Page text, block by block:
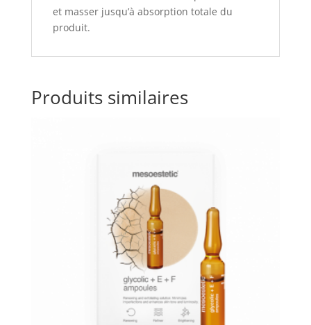
et masser jusqu’à absorption totale du
produit.
Produits similaires